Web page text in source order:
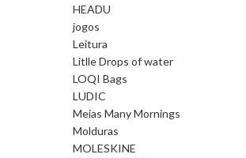
HEADU
jogos
Leitura
Litlle Drops of water
LOQI Bags
LUDIC
Meias Many Mornings
Molduras
MOLESKINE